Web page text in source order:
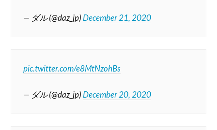
— ダル (@daz_jp) December 21, 2020
pic.twitter.com/e8MtNzohBs
— ダル (@daz_jp) December 20, 2020